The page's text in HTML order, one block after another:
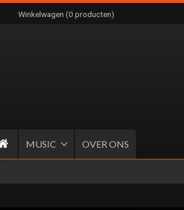
Winkelwagen (0 producten)
MUSIC OVER ONS